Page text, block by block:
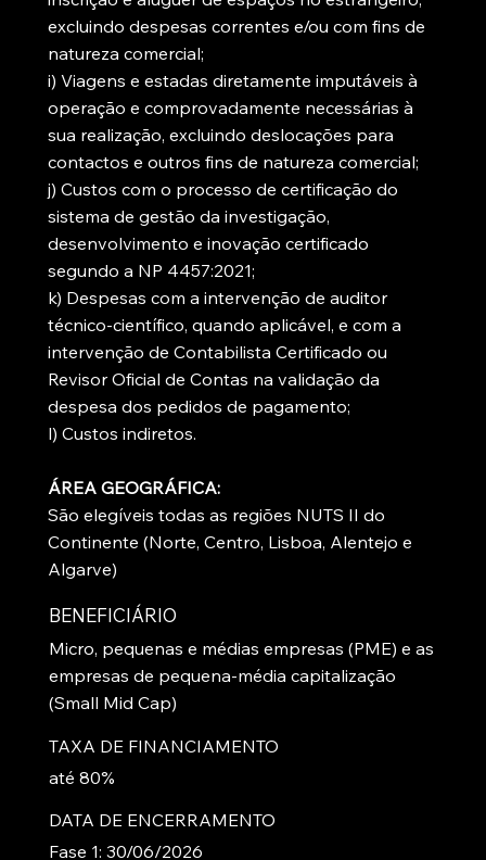
excluindo despesas correntes e/ou com fins de
natureza comercial;
i) Viagens e estadas diretamente imputáveis à
operação e comprovadamente necessárias à
sua realização, excluindo deslocações para
contactos e outros fins de natureza comercial;
j) Custos com o processo de certificação do
sistema de gestão da investigação,
desenvolvimento e inovação certificado
segundo a NP 4457:2021;
k) Despesas com a intervenção de auditor
técnico-científico, quando aplicável, e com a
intervenção de Contabilista Certificado ou
Revisor Oficial de Contas na validação da
despesa dos pedidos de pagamento;
l) Custos indiretos.
ÁREA GEOGRÁFICA:
São elegíveis todas as regiões NUTS II do
Continente (Norte, Centro, Lisboa, Alentejo e
Algarve)
BENEFICIÁRIO
Micro, pequenas e médias empresas (PME) e as
empresas de pequena-média capitalização
(Small Mid Cap)
TAXA DE FINANCIAMENTO
até 80%
DATA DE ENCERRAMENTO
Fase 1: 30/06/2026